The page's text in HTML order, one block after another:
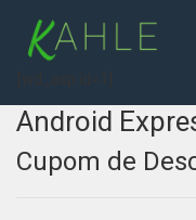
Android
Cupom de